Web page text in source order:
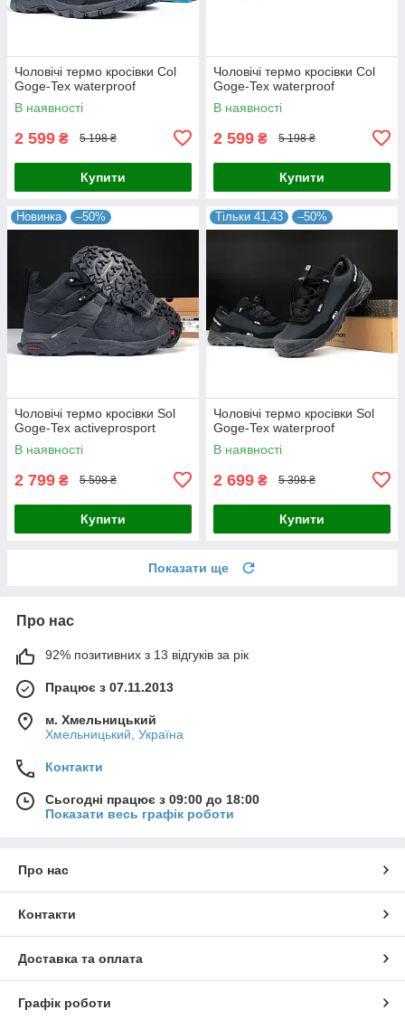
Чоловічі термо кросівки Col
Goge-Tex waterproof
В наявності
2 599 ₴ 5 198 ₴
Купити
Чоловічі термо кросівки Col
Goge-Tex waterproof
В наявності
2 599 ₴ 5 198 ₴
Купити
Новинка –50%
Чоловічі термо кросівки Sol
Goge-Tex activeprosport
В наявності
2 799 ₴ 5 598 ₴
Купити
Тільки 41,43 –50%
Чоловічі термо кросівки Sol
Goge-Tex waterproof
В наявності
2 699 ₴ 5 398 ₴
Купити
Показати ще
Про нас
92% позитивних з 13 відгуків за рік
Працює з 07.11.2013
м. Хмельницький
Хмельницький, Україна
Контакти
Сьогодні працює з 09:00 до 18:00
Показати весь графік роботи
Про нас
Контакти
Доставка та оплата
Графік роботи